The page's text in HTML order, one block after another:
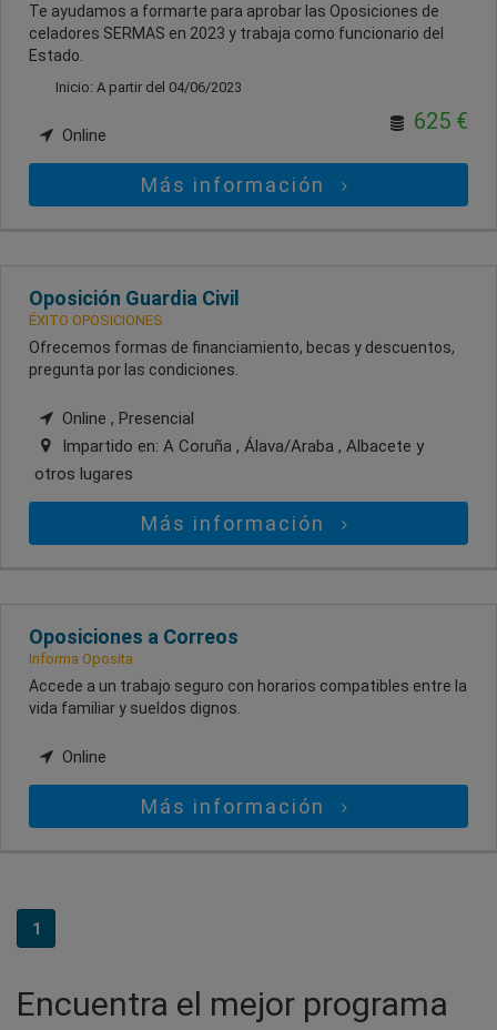
Te ayudamos a formarte para aprobar las Oposiciones de
celadores SERMAS en 2023 y trabaja como funcionario del
Estado.
Inicio: A partir del 04/06/2023
Online
625 €
Más información
Oposición Guardia Civil
ÉXITO OPOSICIONES
Ofrecemos formas de financiamiento, becas y descuentos,
pregunta por las condiciones.
Online , Presencial
Impartido en: A Coruña , Álava/Araba , Albacete y
otros lugares
Más información
Oposiciones a Correos
Informa Oposita
Accede a un trabajo seguro con horarios compatibles entre la
vida familiar y sueldos dignos.
Online
Más información
1
Encuentra el mejor programa